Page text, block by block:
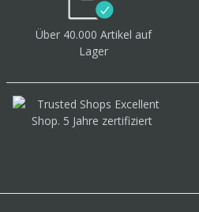
Über 40.000 Artikel auf
Lager